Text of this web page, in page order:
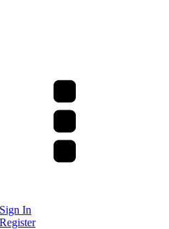
Sign In
Register